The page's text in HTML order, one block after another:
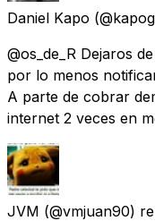
Daniel Kapo
@os_de_R Dejaros
por lo menos
A parte de cobrar
internet 2 veces en
JVM (@vmjuan90)